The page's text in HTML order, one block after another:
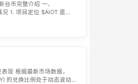
台币完整介绍 一、
况 1. 项目定位 $AIOT 是
代币，依托AI + 去中心化物
现 根据最新市场数据，
的兑换比例处于动态波动